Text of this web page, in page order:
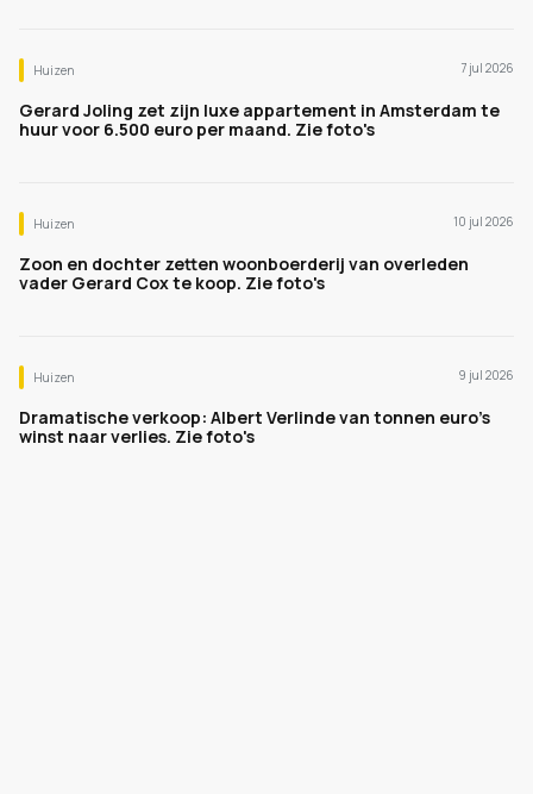
Huizen 7 jul 2026
Gerard Joling zet zijn luxe appartement in Amsterdam te
huur voor 6.500 euro per maand. Zie foto's
Huizen 10 jul 2026
Zoon en dochter zetten woonboerderij van overleden
vader Gerard Cox te koop. Zie foto's
Huizen 9 jul 2026
Dramatische verkoop: Albert Verlinde van tonnen euro's
winst naar verlies. Zie foto's